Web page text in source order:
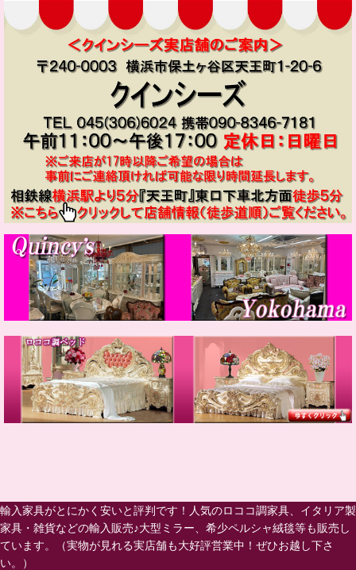
輸入家具がとにかく安いと評判です！人気のロココ調家具、イタリア製
家具・雑貨などの輸入販売♪大型ミラー、希少ペルシャ絨毯等も販売し
ています。（実物が見れる実店舗も大好評営業中！ぜひお越し下さ
い。）